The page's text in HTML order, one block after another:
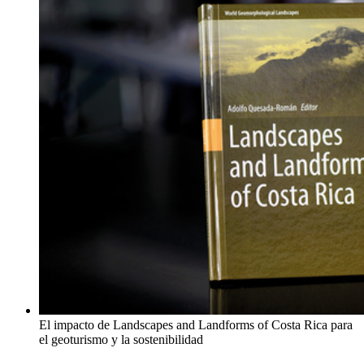
El impacto de Landscapes and Landforms of Costa Rica para
el geoturismo y la sostenibilidad